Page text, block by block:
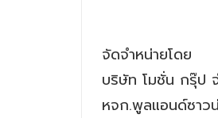
จัดจำหน่ายโดย
บริษัท โมชั่น กรุ๊ป
หจก.พูลแอนด์ซาว